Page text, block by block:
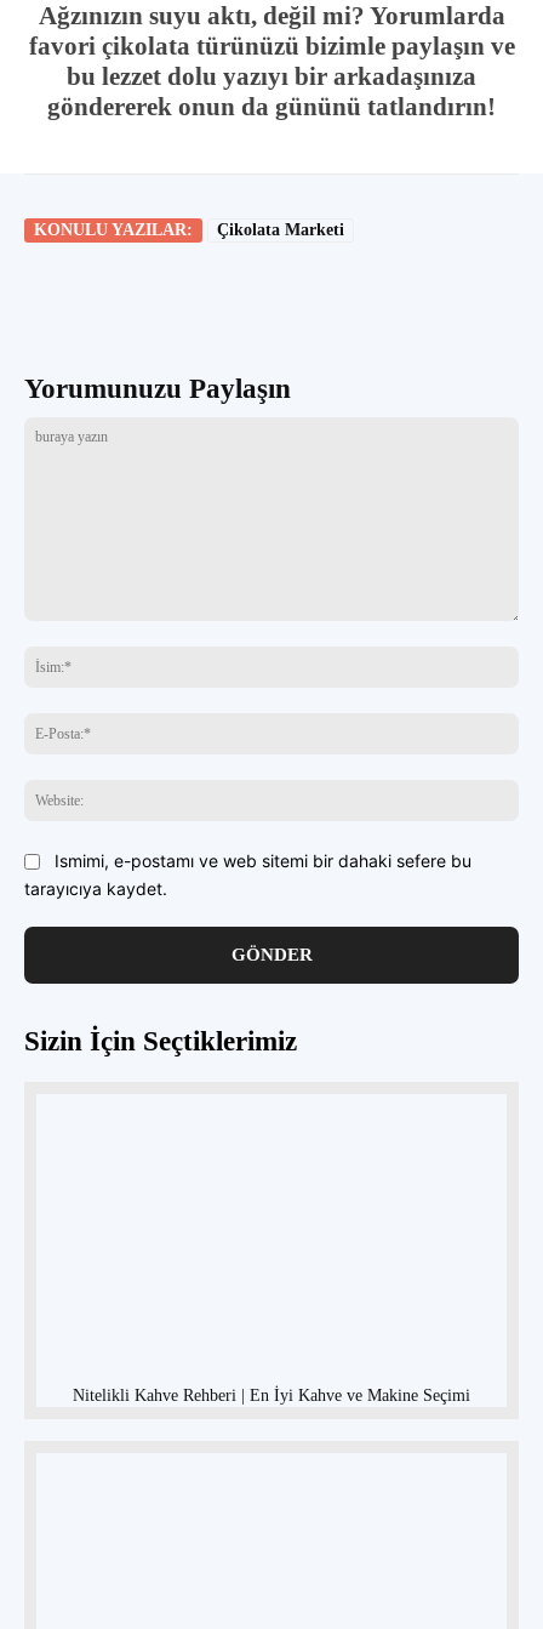
Ağzınızın suyu aktı, değil mi? Yorumlarda
favori çikolata türünüzü bizimle paylaşın ve
bu lezzet dolu yazıyı bir arkadaşınıza
göndererek onun da gününü tatlandırın!
KONULU YAZILAR: Çikolata Marketi
Yorumunuzu Paylaşın
yazın
Ismimi, e-postamı ve web sitemi bir dahaki sefere bu
tarayıcıya kaydet.
Sizin İçin Seçtiklerimiz
Nitelikli Kahve Rehberi | En İyi Kahve ve Makine Seçimi